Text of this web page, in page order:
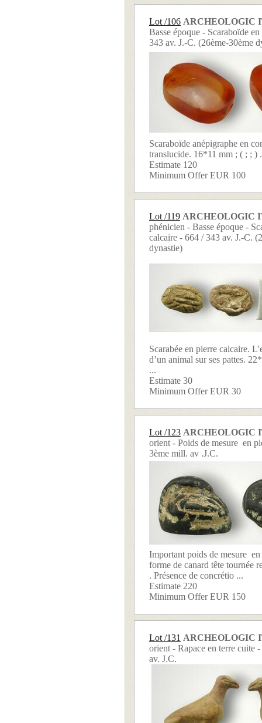
Lot /106 ARCHEOLOGIC
Basse époque - Scaraboïde
343 av. J.-C. (26ème-30ème
Scaraboïde anépigraphe en
translucide. 16*11 mm ; ( ; ; )
Estimate 120
Minimum Offer EUR 100
Lot /119 ARCHEOLOGIC
phénicien - Basse époque -
calcaire - 664 / 343 av. J.-C.
dynastie)
Scarabée en pierre calcaire.
d’un animal sur ses pattes.
...
Estimate 30
Minimum Offer EUR 30
Lot /123 ARCHEOLOGIC
orient - Poids de mesure en
3ème mill. av .J.C.
Important poids de mesure
forme de canard tête tournée
. Présence de concrétio ...
Estimate 220
Minimum Offer EUR 150
Lot /131 ARCHEOLOGIC
orient - Rapace en terre cuite
av. J.C.